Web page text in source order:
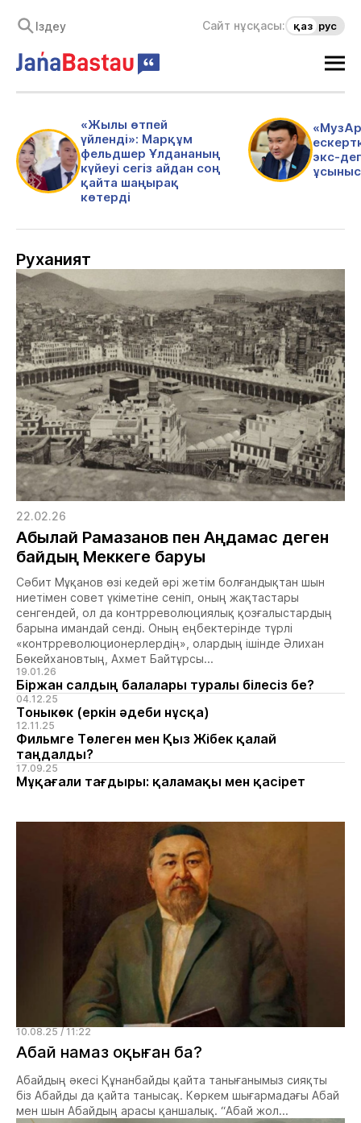
Сайт нұсқасы: қаз рус
«Жылы өтпей
үйленді»: Марқұм
фельдшер Ұлдананың
күйеуі сегіз айдан соң
қайта шаңырақ
көтерді
экс-
Руханият
19.01.26
Біржан салдың балалары туралы білесіз бе?
04.12.25
Тоныкөк (еркін әдеби нұсқа)
12.11.25
Фильмге Төлеген мен Қыз Жібек қалай
таңдалды?
17.09.25
Мұқағали тағдыры: қаламақы мен қасірет
22.02.26
Абылай Рамазанов пен Аңдамас деген
байдың Меккеге баруы
Сәбит Мұқанов өзі кедей әрі жетім болғандықтан шын
ниетімен совет үкіметіне сеніп, оның жақтастары
сенгендей, ол да контрреволюциялық қозғалыстардың
барына имандай сенді. Оның еңбектерінде түрлі
«контрреволюционерлердің», олардың ішінде Әлихан
Бөкейхановтың, Ахмет Байтұрсы...
10.08.25 / 11:22
Абай намаз оқыған ба?
Абайдың әкесі Құнанбайды қайта танығанымыз сияқты
біз Абайды да қайта танысақ. Көркем шығармадағы Абай
мен шын Абайдың арасы қаншалық. “Абай жол...